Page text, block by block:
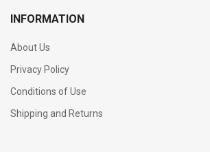
INFORMATION
About Us
Privacy Policy
Conditions of Use
Shipping and Returns